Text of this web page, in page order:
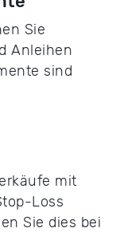
Sie
Anleihen
sind
mit
Loss
Sie dies bei